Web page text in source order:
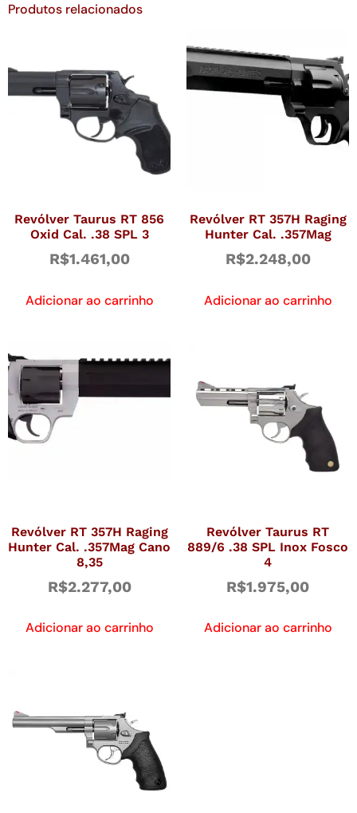
Produtos relacionados
Revólver Taurus RT 856
Oxid Cal. .38 SPL 3
R$1.461,00
Adicionar ao carrinho
Revólver RT 357H Raging
Hunter Cal. .357Mag
R$2.248,00
Adicionar ao carrinho
Revólver RT 357H Raging
Hunter Cal. .357Mag Cano
8,35
R$2.277,00
Adicionar ao carrinho
Revólver Taurus RT
889/6 .38 SPL Inox Fosco
4
R$1.975,00
Adicionar ao carrinho